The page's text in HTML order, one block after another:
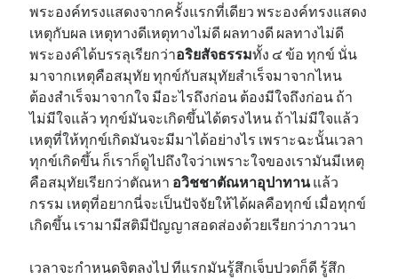
พระองค์ทรงแสดงจากครั้งแรกที่เดียว พระองค์ทรงแสดง
เหตุกับผล เหตุทางดีเหตุทางไม่ดี ผลทางดี ผลทางไม่ดี
พระองค์ได้บรรลุเรียกว่าอริยสัจธรรมทั้ง ๔ ข้อ ทุกข์ นั่น
มาจากเหตุคือสมุทัย ทุกข์กับสมุทัยสำเร็จมาจากไหน
ต้องสำเร็จมาจากใจ มีอะไรถึงก่อน ต้องมีใจถึงก่อน ถ้า
ไม่มีใจแล้ว ทุกข์มันจะเกิดขึ้นได้ตรงไหน ถ้าไม่มีใจแล้ว
เหตุที่ให้ทุกข์เกิดมันจะมีมาได้อย่างไร เพราะฉะนั้นเวลา
ทุกข์เกิดขึ้น ก็เราก็ดูไปถึงใจว่าเพราะใจของเรามันมีเหตุ
คือสมุทัยเรียกว่าตัณหา อวิชชาตัณหาอุปาทานแล้ว
กรรม เหตุที่อยากนี่จะเป็นปัจจัยให้ได้ผลคือทุกข์ เมื่อทุกข์
เกิดขึ้น เรามามีสติมีปัญญาสอดส่องด้วยเรียกว่าภาวนา
เวลาจะกำหนดจิตลงไป ทีแรกมันรู้สึกเจ็บปวดก็ดี รู้สึก